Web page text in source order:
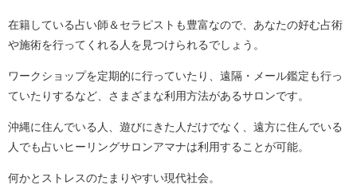
在籍している占い師＆セラピストも豊富なので、あなたの好む占術
や施術を行ってくれる人を見つけられるでしょう。
ワークショップを定期的に行っていたり、遠隔・メール鑑定も行っ
ていたりするなど、さまざまな利用方法があるサロンです。
沖縄に住んでいる人、遊びにきた人だけでなく、遠方に住んでいる
人でも占いヒーリングサロンアマナは利用することが可能。
何かとストレスのたまりやすい現代社会。